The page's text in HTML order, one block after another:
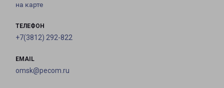
на карте
ТЕЛЕФОН
+7(3812) 292-822
EMAIL
omsk@pecom.ru